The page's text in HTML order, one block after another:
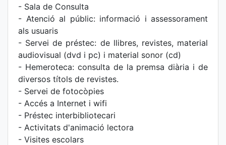
- Sala de Consulta
- Atenció al públic: informació i assessorament
als usuaris
- Servei de préstec: de llibres, revistes, material
audiovisual (dvd i pc) i material sonor (cd)
- Hemeroteca: consulta de la premsa diària i de
diversos títols de revistes.
- Servei de fotocòpies
- Accés a Internet i wifi
- Préstec interbibliotecari
- Activitats d'animació lectora
- Visites escolars